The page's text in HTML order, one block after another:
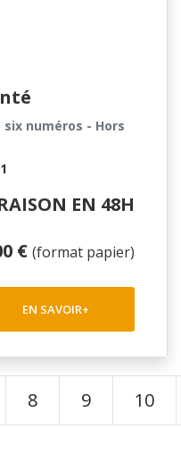
numéros - Hors
EN 48H
€ (format papier)
EN SAVOIR+
8 9 10